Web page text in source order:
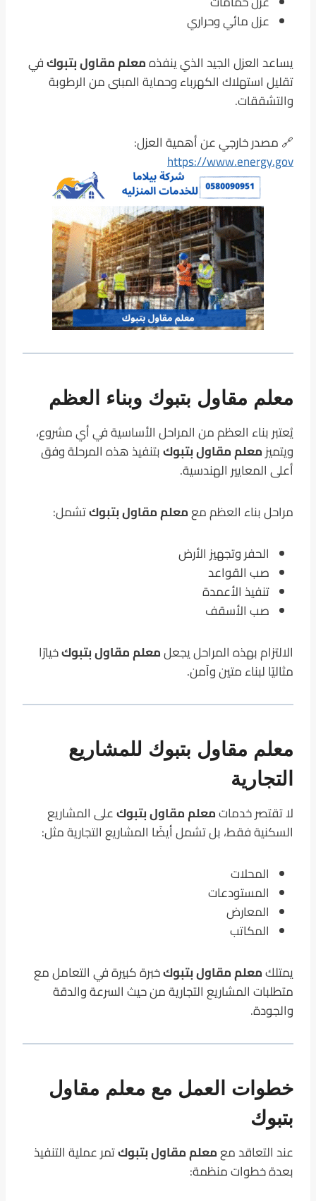
عزل مائي وحراري
يساعد العزل الجيد الذي ينفذهمعلم مقاول بتبوكفي
تقليل استهلاك الكهرباء وحماية المبنى من الرطوبة
والتشققات.
🔗 مصدر خارجي عن أهمية العزل:
https://www.energy.gov
معلم مقاول بتبوك وبناء العظم
يُعتبر بناء العظم من المراحل الأساسية في أي مشروع،
ويتميزمعلم مقاول بتبوكبتنفيذ هذه المرحلة وفق
أعلى المعايير الهندسية.
مراحل بناء العظم معمعلم مقاول بتبوكتشمل:
الحفر وتجهيز الأرض
صب القواعد
تنفيذ الأعمدة
صب الأسقف
الالتزام بهذه المراحل يجعلمعلم مقاول بتبوكخيارًا
مثاليًا لبناء متين وآمن.
معلم مقاول بتبوك للمشاريع
التجارية
لا تقتصر خدماتمعلم مقاول بتبوكعلى المشاريع
السكنية فقط، بل تشمل أيضًا المشاريع التجارية مثل:
المحلات
المستودعات
المعارض
المكاتب
يمتلكمعلم مقاول بتبوكخبرة كبيرة في التعامل مع
متطلبات المشاريع التجارية من حيث السرعة والدقة
والجودة.
خطوات العمل مع معلم مقاول
بتبوك
عند التعاقد معمعلم مقاول بتبوكتمر عملية التنفيذ
بعدة خطوات منظمة: